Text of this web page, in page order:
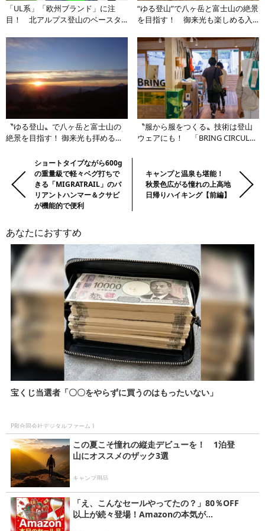
「UL系」「欧州ブランド」に注
目！ 北アルプス登山のベースタ
“ゆる登山”で八ヶ岳と富士山の絶景
を目指す！ 御来光も楽しめる入
〝ゆる登山〟で八ヶ岳と富士山の
絶景を目指す！ 御来光も拝める入
〝服から服をつくる〟技術は登山
ウェアにも！ 「BRING CIRCULAR
の
記
の
記
事
Previous:ショートタイプながら600g
の重量級で軽々ベグ打ちで
きる「MIGRATRAIL」のバ
リアントハンマー＆クサビ
が機能的で便利
キャンプと温泉も堪能！
秋景色広がる憧れの上高地
日帰りハイキング【前編】
あなたにおすすめ
宝くじ当選者「〇〇をやらずに買うのはもったいない」
PR(合同会社デジタルファーム )
この夏こそ憧れの縦走デビューを！ 1泊登
山にオススメのザック3選
キャンプ用品
「え、こんなセールやってたの？」80％OFF
以上が続々登場！Amazonの本気が...